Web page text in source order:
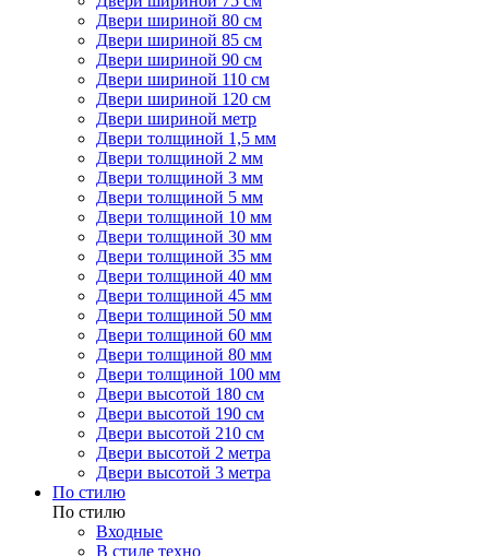
Двери шириной 80 см
Двери шириной 85 см
Двери шириной 90 см
Двери шириной 110 см
Двери шириной 120 см
Двери шириной метр
Двери толщиной 1,5 мм
Двери толщиной 2 мм
Двери толщиной 3 мм
Двери толщиной 5 мм
Двери толщиной 10 мм
Двери толщиной 30 мм
Двери толщиной 35 мм
Двери толщиной 40 мм
Двери толщиной 45 мм
Двери толщиной 50 мм
Двери толщиной 60 мм
Двери толщиной 80 мм
Двери толщиной 100 мм
Двери высотой 180 см
Двери высотой 190 см
Двери высотой 210 см
Двери высотой 2 метра
Двери высотой 3 метра
По стилю
По стилю
Входные
В стиле техно